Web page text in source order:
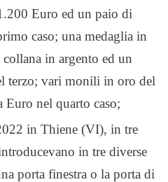
Euro ed un paio di
caso; una medaglia in
in argento ed un
terzo; vari monili in oro del
nel quarto caso;
in Thiene (VI), in tre
in tre diverse
porta finestra o la porta di